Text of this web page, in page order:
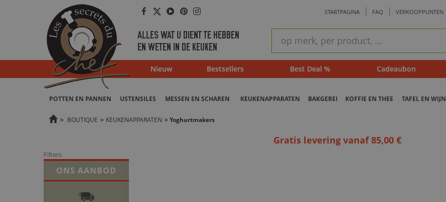
Facebook
Twitter
Youtube
Pinterest
Instagram STARTPAGINA FAQ VERKOOPPUNTEN
ALLES WAT U DIENT TE HEBBEN
EN WETEN IN DE KEUKEN
zoeken
Nieuw Bestsellers Best Deal % Cadeaubon
POTTEN EN PANNEN USTENSILES MESSEN EN SCHAREN KEUKENAPPARATEN BAKGEREI KOFFIE EN THEE TAFEL EN WIJN
> BOUTIQUE > KEUKENAPPARATEN > Yoghurtmakers
Gratis levering vanaf 85,00 €
Filters
ONS AANBOD